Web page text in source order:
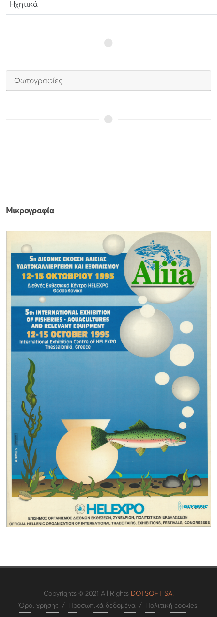
Ηχητικά
Φωτογραφίες
Μικρογραφία
Copyrights © 2021 All Rights DOTSOFT SA.
Όροι χρήσης
/ Προσωπικά δεδομένα / Πολιτική cookies